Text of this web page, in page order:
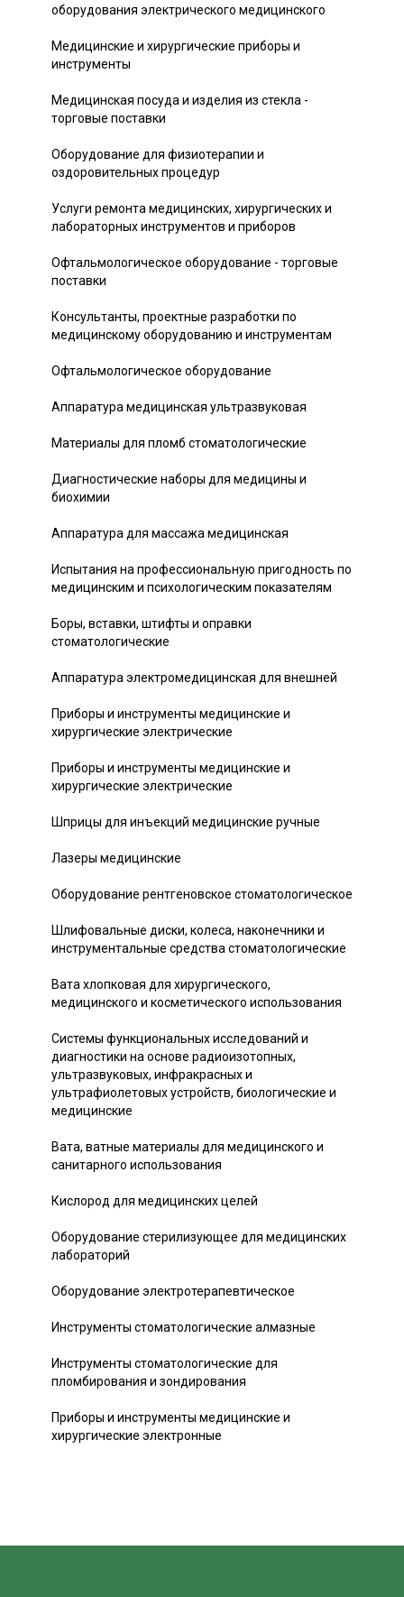
оборудования электрического медицинского
Медицинские и хирургические приборы и
инструменты
Медицинская посуда и изделия из стекла -
торговые поставки
Оборудование для физиотерапии и
оздоровительных процедур
Услуги ремонта медицинских, хирургических и
лабораторных инструментов и приборов
Офтальмологическое оборудование - торговые
поставки
Консультанты, проектные разработки по
медицинскому оборудованию и инструментам
Офтальмологическое оборудование
Аппаратура медицинская ультразвуковая
Материалы для пломб стоматологические
Диагностические наборы для медицины и
биохимии
Аппаратура для массажа медицинская
Испытания на профессиональную пригодность по
медицинским и психологическим показателям
Боры, вставки, штифты и оправки
стоматологические
Аппаратура электромедицинская для внешней
Приборы и инструменты медицинские и
хирургические электрические
Приборы и инструменты медицинские и
хирургические электрические
Шприцы для инъекций медицинские ручные
Лазеры медицинские
Оборудование рентгеновское стоматологическое
Шлифовальные диски, колеса, наконечники и
инструментальные средства стоматологические
Вата хлопковая для хирургического,
медицинского и косметического использования
Системы функциональных исследований и
диагностики на основе радиоизотопных,
ультразвуковых, инфракрасных и
ультрафиолетовых устройств, биологические и
медицинские
Вата, ватные материалы для медицинского и
санитарного использования
Кислород для медицинских целей
Оборудование стерилизующее для медицинских
лабораторий
Оборудование электротерапевтическое
Инструменты стоматологические алмазные
Инструменты стоматологические для
пломбирования и зондирования
Приборы и инструменты медицинские и
хирургические электронные